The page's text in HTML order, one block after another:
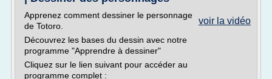
voir la vidéo
Apprenez comment dessiner le personnage
de Totoro.
Découvrez les bases du dessin avec notre
programme "Apprendre à dessiner"
Cliquez sur le lien suivant pour accéder au
programme complet :